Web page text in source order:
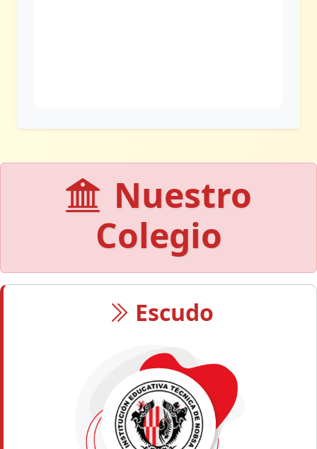
Nuestro
Colegio
Escudo